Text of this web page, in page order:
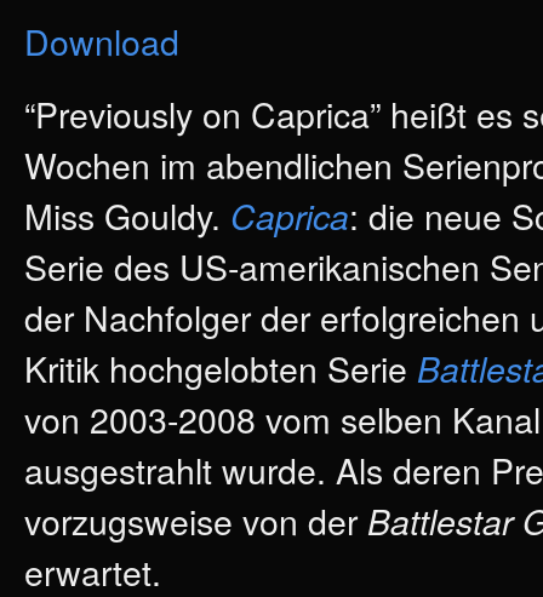
Download
“Previously on Caprica” heißt es
Wochen im abendlichen
Miss Gouldy. Caprica: die neue
Serie des US-amerikanischen
der Nachfolger der erfolgreichen
Kritik hochgelobten Serie
von 2003-2008 vom selben
ausgestrahlt wurde. Als deren
vorzugsweise von der Battlestar
erwartet.